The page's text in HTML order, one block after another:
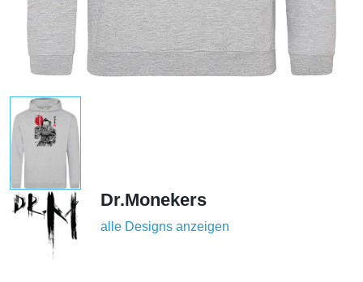
Dr.Monekers
alle Designs anzeigen